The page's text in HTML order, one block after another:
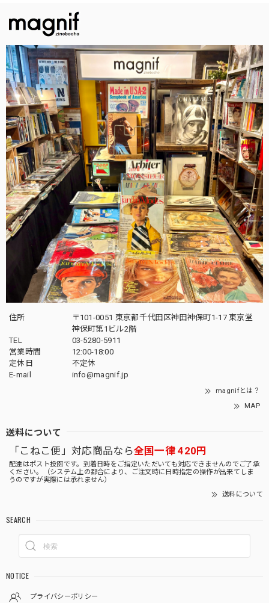
住所
〒101-0051 東京都千代田区神田神保町1-17 東京堂
神保町第1ビル2階
TEL
03-5280-5911
営業時間
12:00-18:00
定休日
不定休
E-mail
info@magnif.jp
magnifとは？
MAP
送料について
「こねこ便」対応商品なら全国一律 420円
配達はポスト投函です。到着日時をご指定いただいても対応できませんのでご了承
ください。（システム上の都合により、ご注文時に日時指定の操作が出来てしま
うのですが実際には承れません）
送料について
SEARCH
NOTICE
プライバシーポリシー